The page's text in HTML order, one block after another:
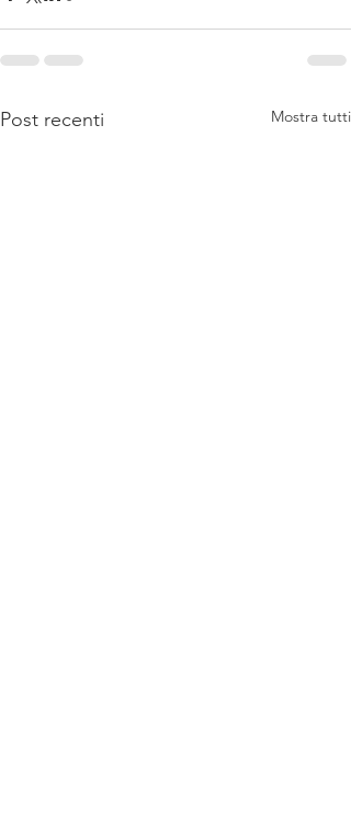
Post recenti Mostra tutti